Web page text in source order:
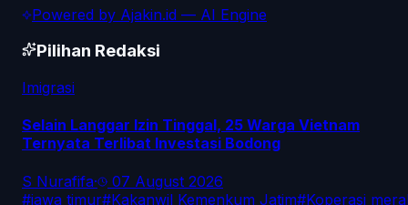
Powered by Ajakin.id — AI Engine
Pilihan Redaksi
Imigrasi
Selain Langgar Izin Tinggal, 25 Warga Vietnam
Ternyata Terlibat Investasi Bodong
S Nurafifa·
07 August 2026
#jawa timur#Kakanwil Kemenkum Jatim#Koperasi